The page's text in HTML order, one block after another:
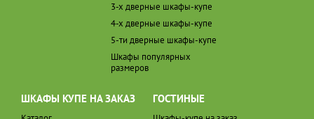
3-х дверные шкафы-купе
4-х дверные шкафы-купе
5-ти дверные шкафы-купе
Шкафы популярных
размеров
ШКАФЫ КУПЕ НА ЗАКАЗ ГОСТИНЫЕ